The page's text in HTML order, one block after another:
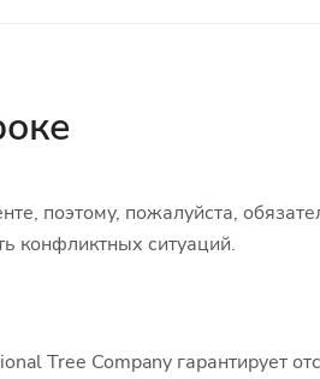
поэтому, пожалуйста,
конфликтных ситуаций.
Tree Company гарантирует